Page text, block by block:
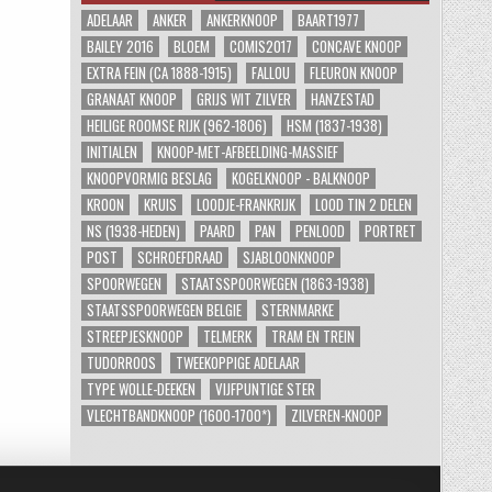
ADELAAR ANKER ANKERKNOOP
BAART1977
BAILEY 2016
BLOEM COMIS2017
CONCAVE KNOOP
EXTRA FEIN (CA 1888-1915)
FALLOU
FLEURON KNOOP
GRANAAT KNOOP
GRIJS WIT ZILVER
HANZESTAD
HEILIGE ROOMSE RIJK (962-1806)
HSM (1837-1938)
INITIALEN
KNOOP-MET-AFBEELDING-MASSIEF
KNOOPVORMIG BESLAG
KOGELKNOOP - BALKNOOP
KROON
KRUIS LOODJE-FRANKRIJK
LOOD TIN 2 DELEN
NS (1938-HEDEN)
PAARD PAN PENLOOD
PORTRET
POST
SCHROEFDRAAD
SJABLOONKNOOP
SPOORWEGEN
STAATSSPOORWEGEN (1863-1938)
STAATSSPOORWEGEN BELGIE
STERNMARKE
STREEPJESKNOOP
TELMERK
TRAM EN TREIN
TUDORROOS
TWEEKOPPIGE ADELAAR
TYPE WOLLE-DEEKEN
VIJFPUNTIGE STER
VLECHTBANDKNOOP (1600-1700*)
ZILVEREN-KNOOP